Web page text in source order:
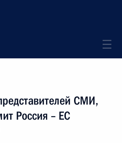
СМИ,
Россия – ЕС